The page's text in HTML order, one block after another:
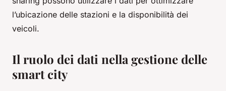
l’ubicazione delle stazioni e la disponibilità dei
veicoli.
Il ruolo dei dati nella gestione delle
smart city